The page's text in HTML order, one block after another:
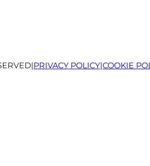
|PRIVACY POLICY|COOKIE